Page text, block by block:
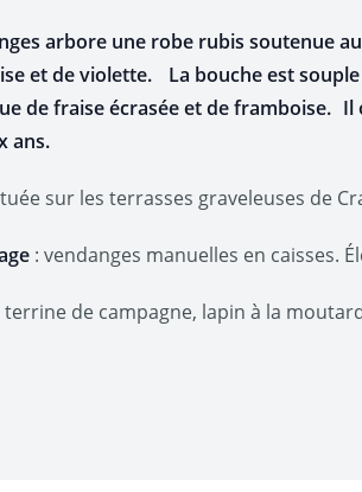
arbore une robe rubis soutenue
et de violette. La bouche est
de fraise écrasée et de framboise.
ans.
sur les terrasses graveleuses de
: vendanges manuelles en caisses.
terrine de campagne, lapin à la